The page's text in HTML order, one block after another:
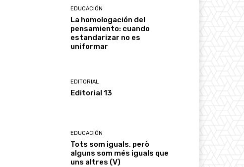
EDUCACIÓN
La homologación del
pensamiento: cuando
estandarizar no es
uniformar
EDITORIAL
Editorial 13
EDUCACIÓN
Tots som iguals, però
alguns som més iguals que
uns altres (V)